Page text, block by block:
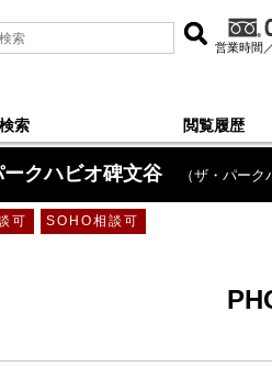
営業時間
索 閲覧履歴
クハビオ碑文谷 （ザ・パーク
可 SOHO相談可